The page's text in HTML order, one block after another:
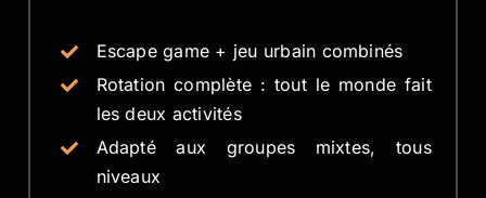
Escape game + jeu urbain combinés
Rotation complète : tout le monde fait
les deux activités
Adapté aux groupes mixtes, tous
niveaux